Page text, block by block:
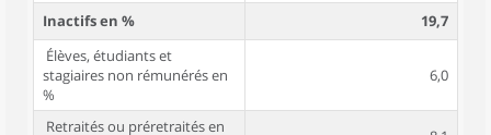
Inactifs en %
19,7
Élèves, étudiants et
stagiaires non rémunérés en
%
6,0
Retraités ou préretraités en